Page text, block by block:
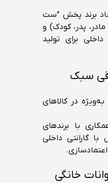
برند پخش “ست
پدر، کودک) و
برای تولید
به‌ویژه در کالاهای
با برندهای
گارانتی داخلی